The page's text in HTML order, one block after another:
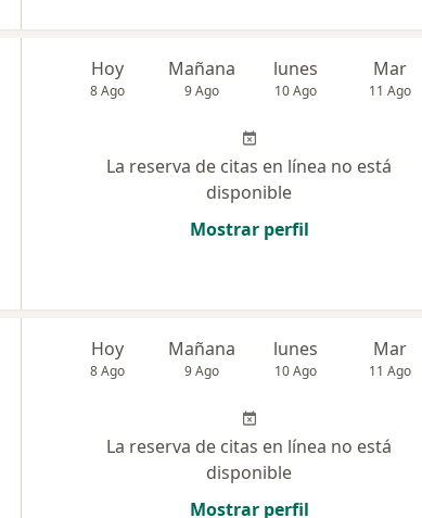
Hoy
8 Ago
Mañana
9 Ago
lunes
10 Ago
Mar
11 Ago
La reserva de citas en línea no está
disponible
Mostrar perfil
Hoy
8 Ago
Mañana
9 Ago
lunes
10 Ago
Mar
11 Ago
La reserva de citas en línea no está
disponible
Mostrar perfil